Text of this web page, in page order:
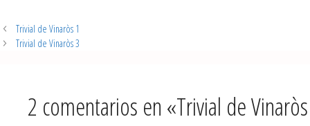
Trivial de Vinaròs 1
Trivial de Vinaròs 3
2 comentarios en «Trivial de